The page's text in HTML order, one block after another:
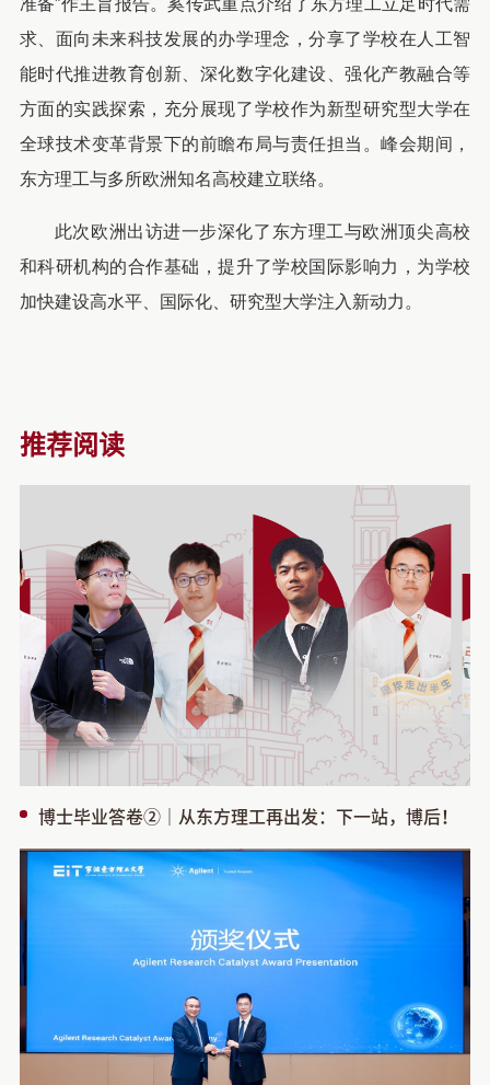
求、面向未来科技发展的办学理念，分享了学校在人工智
能时代推进教育创新、深化数字化建设、强化产教融合等
方面的实践探索，充分展现了学校作为新型研究型大学在
全球技术变革背景下的前瞻布局与责任担当。峰会期间，
东方理工与多所欧洲知名高校建立联络。
此次欧洲出访进一步深化了东方理工与欧洲顶尖高校
和科研机构的合作基础，提升了学校国际影响力，为学校
加快建设高水平、国际化、研究型大学注入新动力。
推荐阅读
博士毕业答卷②｜从东方理工再出发：下一站，博后！